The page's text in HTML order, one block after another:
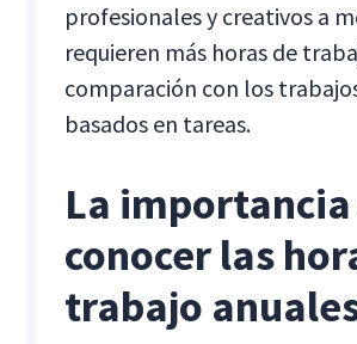
profesionales y creativos a
requieren más horas de
comparación con los
basados en tareas.
La importancia
conocer las
trabajo